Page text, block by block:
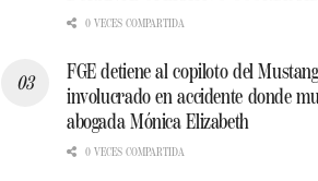
0 VECES COMPARTIDA
FGE detiene al copiloto del Mustang
involucrado en accidente donde
abogada Mónica Elizabeth
0 VECES COMPARTIDA